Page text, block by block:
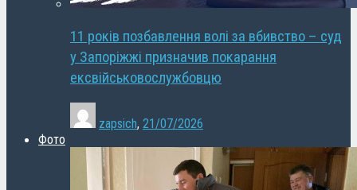
11 років позбавлення волі за вбивство – суд
у Запоріжжі призначив покарання
ексвійськовослужбовцю
zapsich, 21/07/2026
Фото